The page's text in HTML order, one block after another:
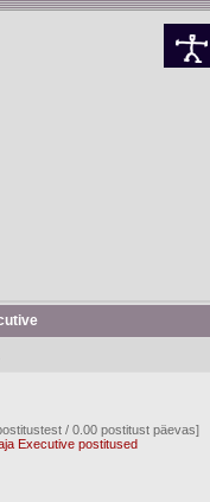
/ 0.00 postitust päevas]
Executive postitused